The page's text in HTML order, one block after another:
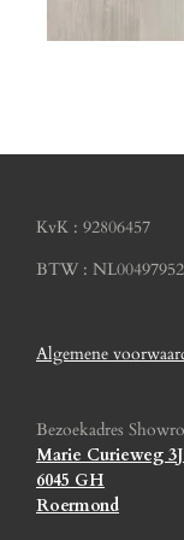
KvK : 92806457
BTW :
Algemene
Bezoekadres
Marie Curieweg 3J
6045 GH
Roermond